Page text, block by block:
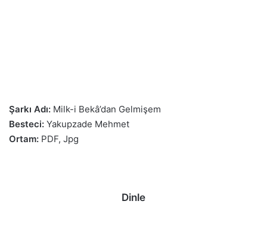
Şarkı Adı: Milk-i Bekâ’dan Gelmişem
Besteci: Yakupzade Mehmet
Ortam: PDF, Jpg
Dinle